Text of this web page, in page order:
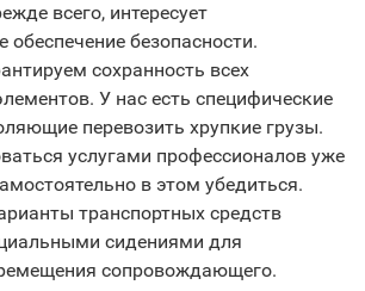
всего, интересует
обеспечение безопасности.
сохранность всех
У нас есть специфические
перевозить хрупкие грузы.
услугами профессионалов уже
в этом убедиться.
транспортных средств
сидениями для
сопровождающего.